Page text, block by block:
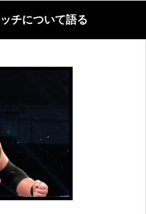
チについて語る